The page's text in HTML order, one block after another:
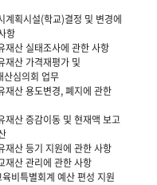
계획시설(학교)결정 및 변경에
항
재산 실태조사에 관한 사항
재산 가격재평가 및
산심의회 업무
재산 용도변경, 폐지에 관한
재산 증감이동 및 현재액 보고
재산 등기 지원에 관한 사항
재산 관리에 관한 사항
비특별회계 예산 편성 지원